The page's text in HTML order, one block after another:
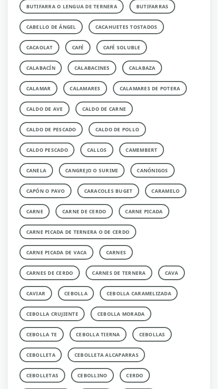
BUTIFARRA O LENGUA DE TERNERA BUTIFARRAS
CABELLO DE ÁNGEL CACAHUETES TOSTADOS
CACAOLAT CAFÉ CAFÉ SOLUBLE
CALABACÍN CALABACINES CALABAZA
CALAMAR CALAMARES CALAMARES DE POTERA
CALDO DE AVE CALDO DE CARNE
CALDO DE PESCADO CALDO DE POLLO
CALDO PESCADO CALLOS CAMEMBERT
CANELA CANGREJO O SURIMI CANÓNIGOS
CAPÓN O PAVO CARACOLES BUGET CARAMELO
CARNE CARNE DE CERDO CARNE PICADA
CARNE PICADA DE TERNERA O DE CERDO
CARNE PICADA DE VACA CARNES
CARNES DE CERDO CARNES DE TERNERA CAVA
CAVIAR CEBOLLA CEBOLLA CARAMELIZADA
CEBOLLA CRUJIENTE CEBOLLA MORADA
CEBOLLA TE CEBOLLA TIERNA CEBOLLAS
CEBOLLETA CEBOLLETA ALCAPARRAS
CEBOLLETAS CEBOLLINO CERDO